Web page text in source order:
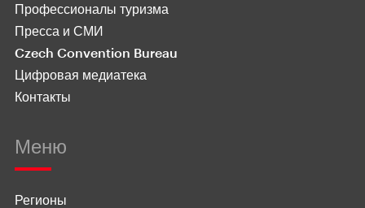
Профессионалы туризма
Пресса и СМИ
Czech Convention Bureau
Цифровая медиатека
Контакты
Меню
Регионы